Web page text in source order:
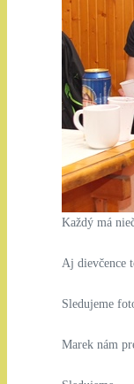
Každý má
Aj dievčence
Sledujeme
Marek nám